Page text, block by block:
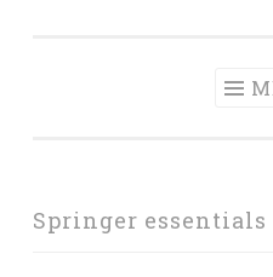
Springer essentials